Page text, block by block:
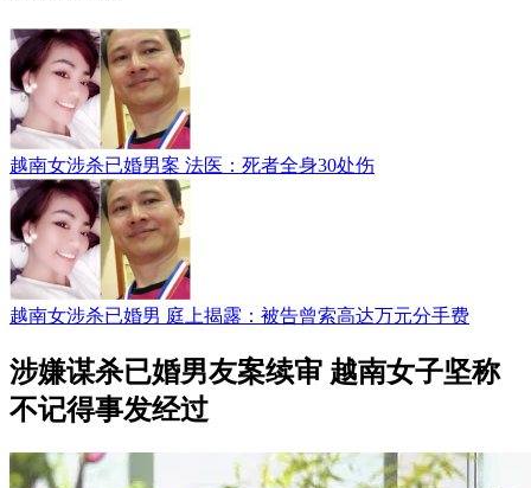
越南女涉杀已婚男案 法医：死者全身30处伤
越南女涉杀已婚男 庭上揭露：被告曾索高达万元分手费
涉嫌谋杀已婚男友案续审 越南女子坚称
不记得事发经过